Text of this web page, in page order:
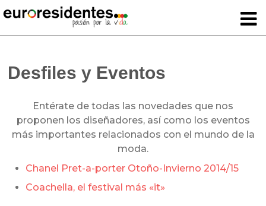
Desfiles y Eventos
Entérate de todas las novedades que nos
proponen los diseñadores, así como los eventos
más importantes relacionados con el mundo de la
moda.
Chanel Pret-a-porter Otoño-Invierno 2014/15
Coachella, el festival más «it»